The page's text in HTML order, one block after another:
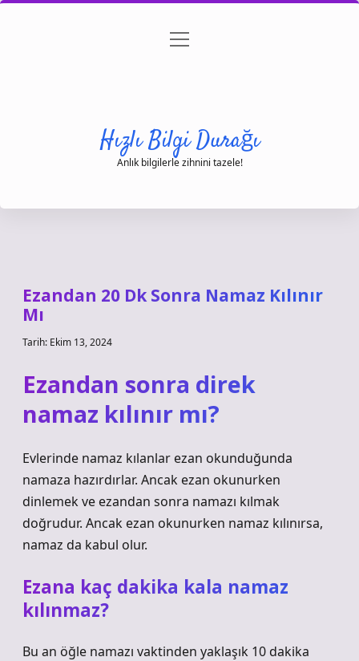
Gizlilik Politikası
menüyü
Hızlı Bilgi Durağı
Anlık bilgilerle zihnini tazele!
Ezandan 20 Dk Sonra Namaz Kılınır
Mı
Tarih: Ekim 13, 2024
Ezandan sonra direk
namaz kılınır mı?
Evlerinde namaz kılanlar ezan okunduğunda
namaza hazırdırlar. Ancak ezan okunurken
dinlemek ve ezandan sonra namazı kılmak
doğrudur. Ancak ezan okunurken namaz kılınırsa,
namaz da kabul olur.
Ezana kaç dakika kala namaz
kılınmaz?
Bu an öğle namazı vaktinden yaklaşık 10 dakika